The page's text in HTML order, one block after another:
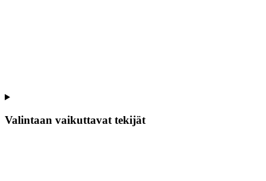
Valintaan vaikuttavat tekijät